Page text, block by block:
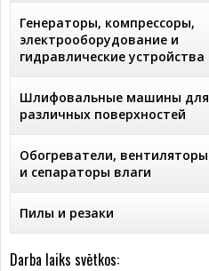
Генераторы, компрессоры,
электрооборудование и
гидравлические устройства
Шлифовальные машины для
различных поверхностей
Обогреватели, вентиляторы
и сепараторы влаги
Пилы и резаки
Darba laiks svētkos: